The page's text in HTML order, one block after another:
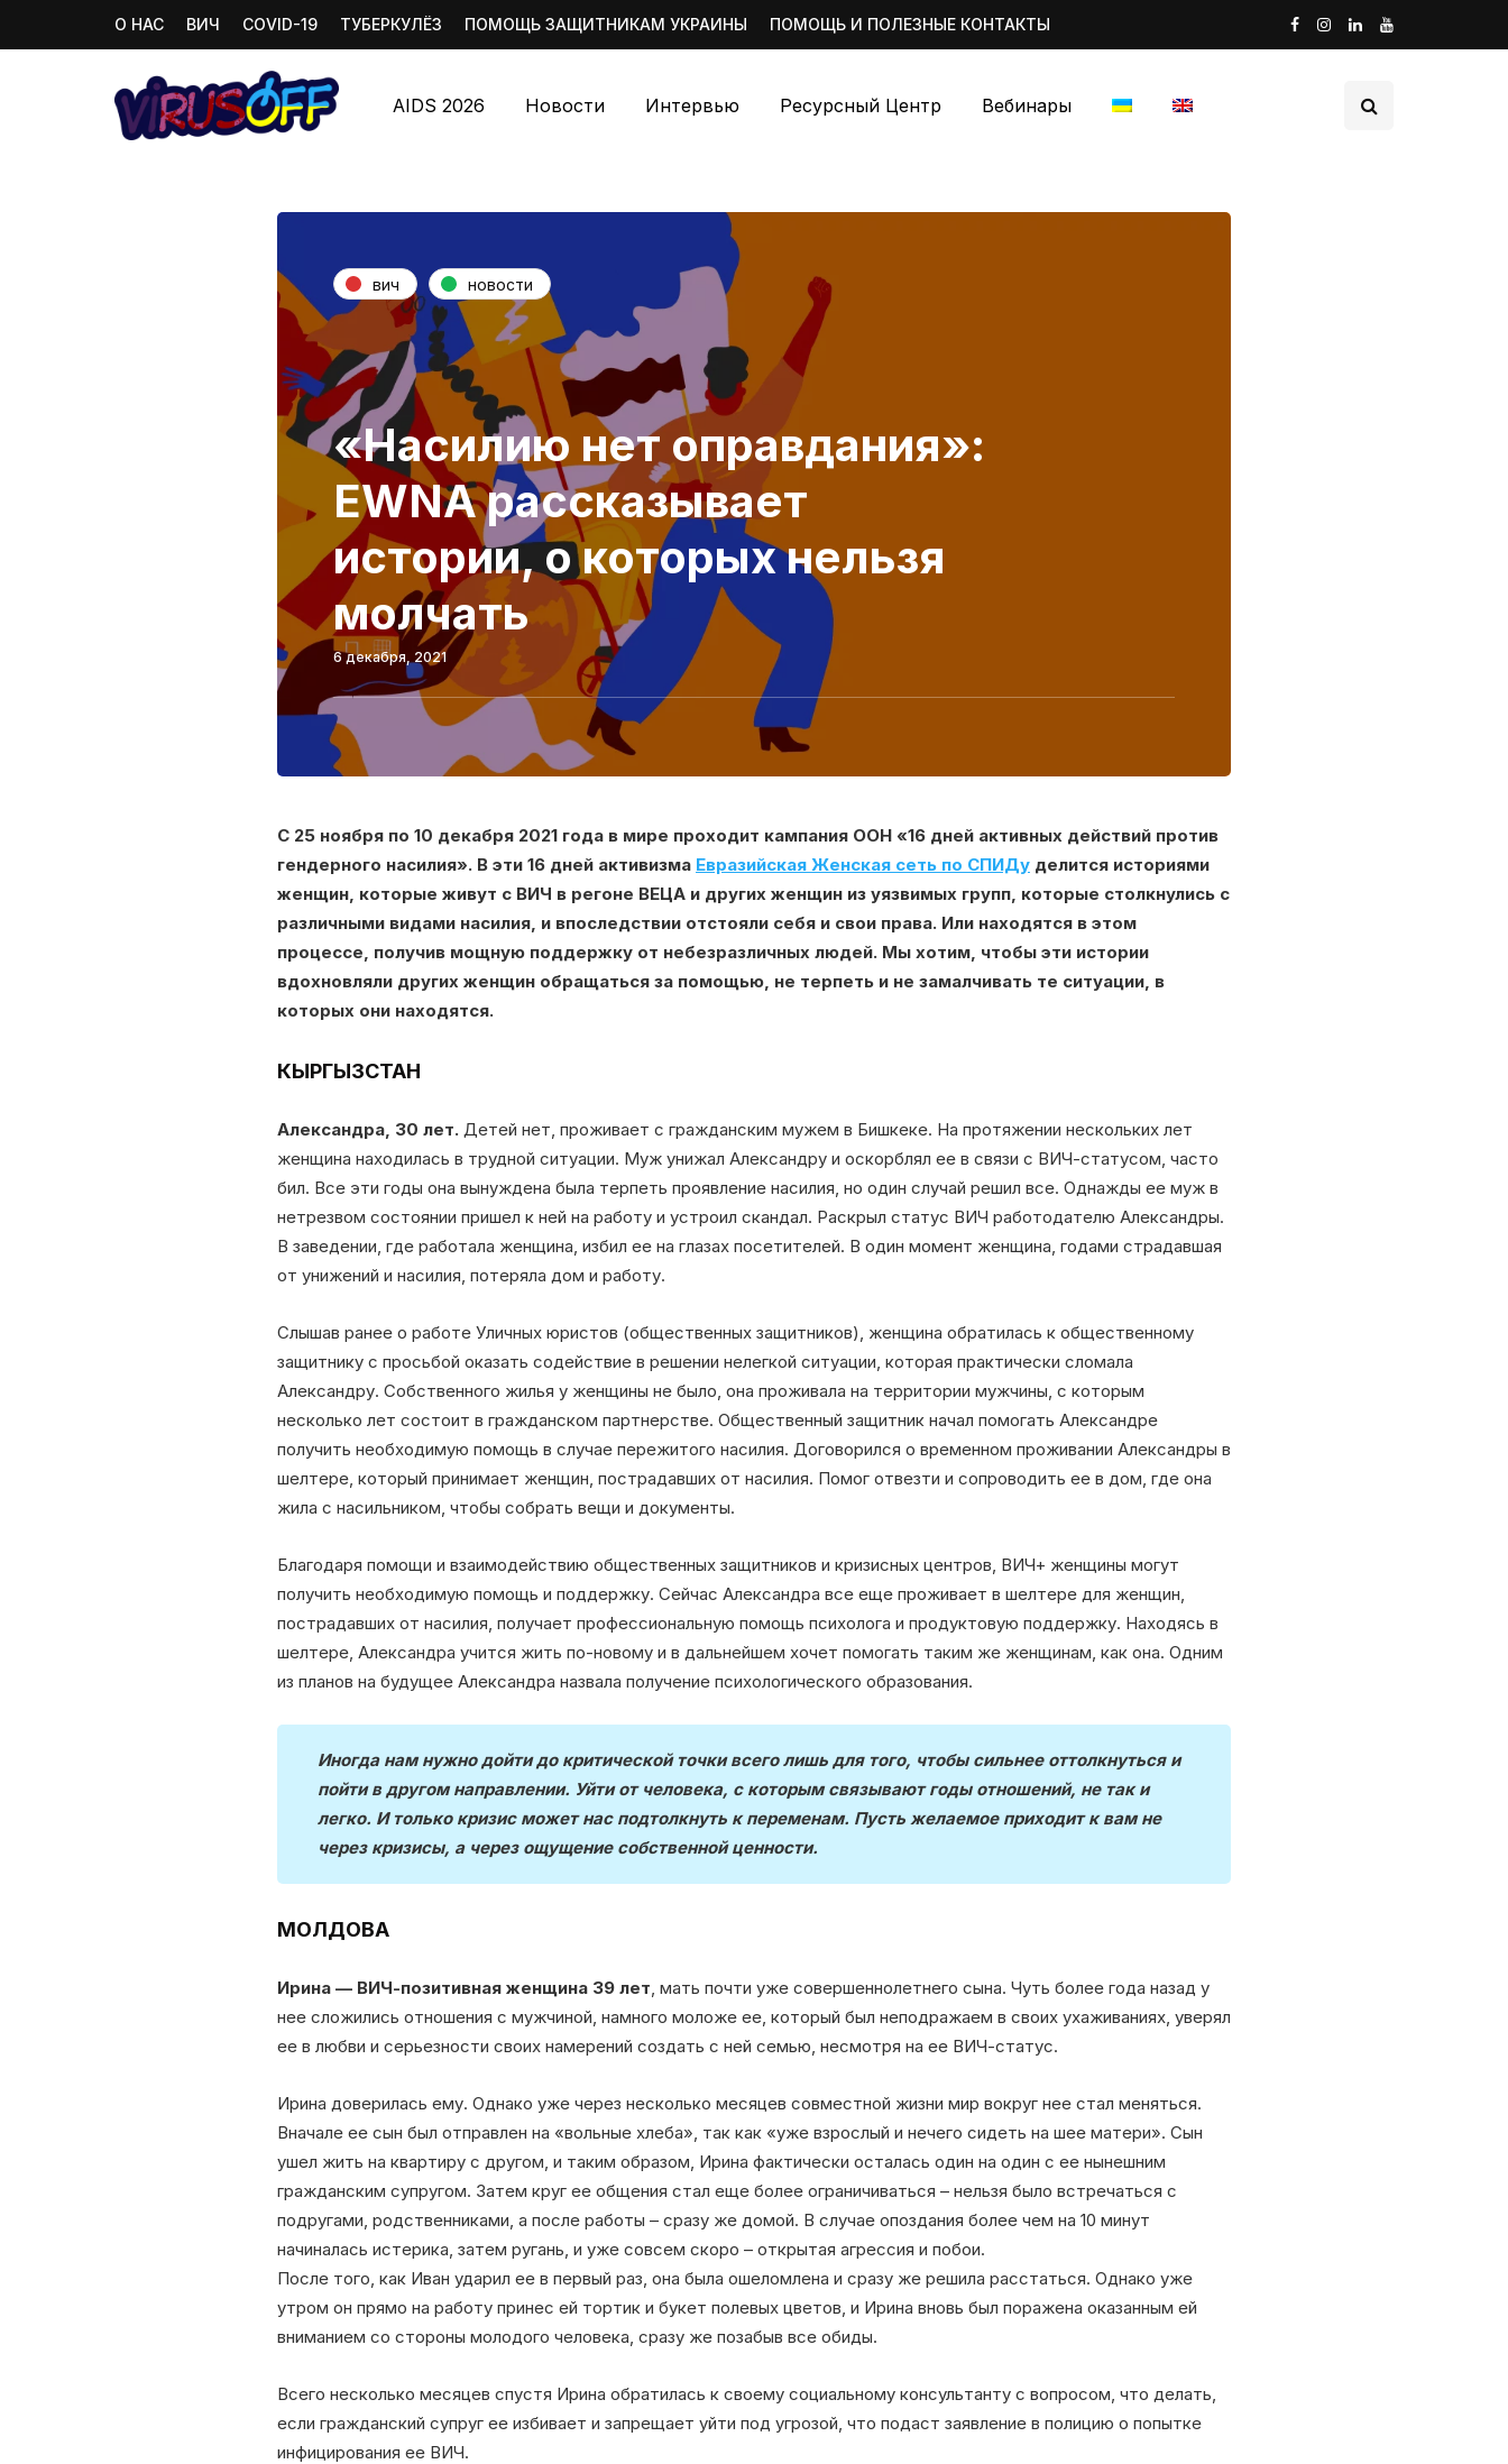
О НАС ВИЧ COVID-19 ТУБЕРКУЛЁЗ ПОМОЩЬ ЗАЩИТНИКАМ УКРАИНЫ ПОМОЩЬ И ПОЛЕЗНЫЕ КОНТАКТЫ
AIDS 2026 Новости Интервью Ресурсный Центр Вебинары
вич новости
«Насилию нет оправдания»:
EWNA рассказывает
истории, о которых нельзя
молчать
6 декабря, 2021
С 25 ноября по 10 декабря 2021 года в мире проходит кампания ООН «16 дней активных действий против
гендерного насилия». В эти 16 дней активизма Евразийская Женская сеть по СПИДу делится историями
женщин, которые живут с ВИЧ в регоне ВЕЦА и других женщин из уязвимых групп, которые столкнулись с
различными видами насилия, и впоследствии отстояли себя и свои права. Или находятся в этом
процессе, получив мощную поддержку от небезразличных людей. Мы хотим, чтобы эти истории
вдохновляли других женщин обращаться за помощью, не терпеть и не замалчивать те ситуации, в
которых они находятся.
КЫРГЫЗСТАН
Александра, 30 лет. Детей нет, проживает с гражданским мужем в Бишкеке. На протяжении нескольких лет
женщина находилась в трудной ситуации. Муж унижал Александру и оскорблял ее в связи с ВИЧ-статусом, часто
бил. Все эти годы она вынуждена была терпеть проявление насилия, но один случай решил все. Однажды ее муж в
нетрезвом состоянии пришел к ней на работу и устроил скандал. Раскрыл статус ВИЧ работодателю Александры.
В заведении, где работала женщина, избил ее на глазах посетителей. В один момент женщина, годами страдавшая
от унижений и насилия, потеряла дом и работу.
Слышав ранее о работе Уличных юристов (общественных защитников), женщина обратилась к общественному
защитнику с просьбой оказать содействие в решении нелегкой ситуации, которая практически сломала
Александру. Собственного жилья у женщины не было, она проживала на территории мужчины, с которым
несколько лет состоит в гражданском партнерстве. Общественный защитник начал помогать Александре
получить необходимую помощь в случае пережитого насилия. Договорился о временном проживании Александры в
шелтере, который принимает женщин, пострадавших от насилия. Помог отвезти и сопроводить ее в дом, где она
жила с насильником, чтобы собрать вещи и документы.
Благодаря помощи и взаимодействию общественных защитников и кризисных центров, ВИЧ+ женщины могут
получить необходимую помощь и поддержку. Сейчас Александра все еще проживает в шелтере для женщин,
пострадавших от насилия, получает профессиональную помощь психолога и продуктовую поддержку. Находясь в
шелтере, Александра учится жить по-новому и в дальнейшем хочет помогать таким же женщинам, как она. Одним
из планов на будущее Александра назвала получение психологического образования.
Иногда нам нужно дойти до критической точки всего лишь для того, чтобы сильнее оттолкнуться и
пойти в другом направлении. Уйти от человека, с которым связывают годы отношений, не так и
легко. И только кризис может нас подтолкнуть к переменам. Пусть желаемое приходит к вам не
через кризисы, а через ощущение собственной ценности.
МОЛДОВА
Ирина — ВИЧ-позитивная женщина 39 лет , мать почти уже совершеннолетнего сына. Чуть более года назад у
нее сложились отношения с мужчиной, намного моложе ее, который был неподражаем в своих ухаживаниях, уверял
ее в любви и серьезности своих намерений создать с ней семью, несмотря на ее ВИЧ-статус.
Ирина доверилась ему. Однако уже через несколько месяцев совместной жизни мир вокруг нее стал меняться.
Вначале ее сын был отправлен на «вольные хлеба», так как «уже взрослый и нечего сидеть на шее матери». Сын
ушел жить на квартиру с другом, и таким образом, Ирина фактически осталась один на один с ее нынешним
гражданским супругом. Затем круг ее общения стал еще более ограничиваться – нельзя было встречаться с
подругами, родственниками, а после работы – сразу же домой. В случае опоздания более чем на 10 минут
начиналась истерика, затем ругань, и уже совсем скоро – открытая агрессия и побои.
После того, как Иван ударил ее в первый раз, она была ошеломлена и сразу же решила расстаться. Однако уже
утром он прямо на работу принес ей тортик и букет полевых цветов, и Ирина вновь был поражена оказанным ей
вниманием со стороны молодого человека, сразу же позабыв все обиды.
Всего несколько месяцев спустя Ирина обратилась к своему социальному консультанту с вопросом, что делать,
если гражданский супруг ее избивает и запрещает уйти под угрозой, что подаст заявление в полицию о попытке
инфицирования ее ВИЧ.